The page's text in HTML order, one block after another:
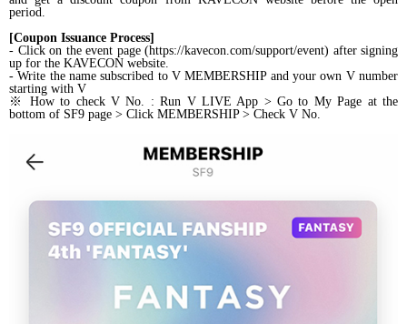
period.
[Coupon Issuance Process]
- Click on the event page (https://kavecon.com/support/event) after signing
up for the KAVECON website.
- Write the name subscribed to V MEMBERSHIP and your own V number
starting with V
※
How to check V No. : Run V LIVE App > Go to My Page at the
bottom of SF9 page > Click MEMBERSHIP > Check V No.